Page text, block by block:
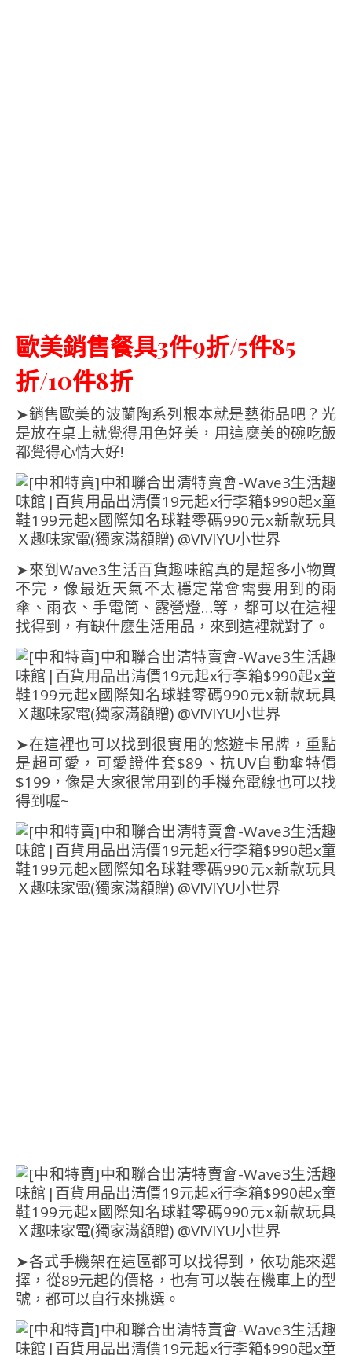
歐美銷售餐具3件9折/5件85
折/10件8折
➤銷售歐美的波蘭陶系列根本就是藝術品吧？光
是放在桌上就覺得用色好美，用這麼美的碗吃飯
都覺得心情大好!
➤來到Wave3生活百貨趣味館真的是超多小物買
不完，像最近天氣不太穩定常會需要用到的雨
傘、雨衣、手電筒、露營燈…等，都可以在這裡
找得到，有缺什麼生活用品，來到這裡就對了。
➤在這裡也可以找到很實用的悠遊卡吊牌，重點
是超可愛，可愛證件套$89、抗UV自動傘特價
$199，像是大家很常用到的手機充電線也可以找
得到喔~
➤各式手機架在這區都可以找得到，依功能來選
擇，從89元起的價格，也有可以裝在機車上的型
號，都可以自行來挑選。